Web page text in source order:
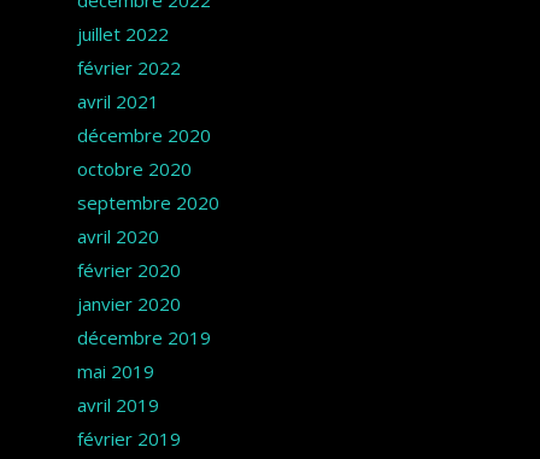
juillet 2022
février 2022
avril 2021
décembre 2020
octobre 2020
septembre 2020
avril 2020
février 2020
janvier 2020
décembre 2019
mai 2019
avril 2019
février 2019